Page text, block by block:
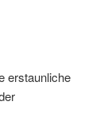
erstaunliche